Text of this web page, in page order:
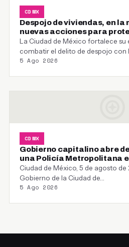
CDMX
Despojo de viviendas, en la
nuevas acciones para
La Ciudad de México fortalece su
combatir el delito de despojo con
5 Ago 2026
CDMX
Gobierno capitalino abre
una Policía Metropolitana
Ciudad de México, 5 de agosto de
Gobierno de la Ciudad de…
5 Ago 2026